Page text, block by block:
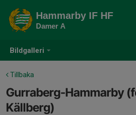
Bildgalleri
Hammarby IF HF
Damer A
Tillbaka
Gurraberg-Hammarby
Källberg)